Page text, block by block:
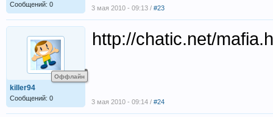
Сообщений: 0 3 мая 2010 - 09:13 / #23
Оффлайн
killer94
Сообщений: 0
http://chatic.net/
3 мая 2010 - 09:14 / #24